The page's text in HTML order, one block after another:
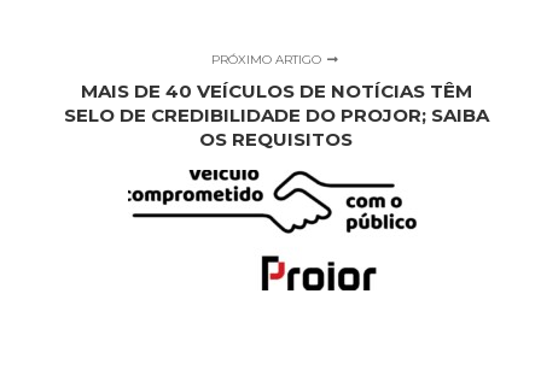
PRÓXIMO ARTIGO
MAIS DE 40 VEÍCULOS DE NOTÍCIAS TÊM
SELO DE CREDIBILIDADE DO PROJOR; SAIBA
OS REQUISITOS